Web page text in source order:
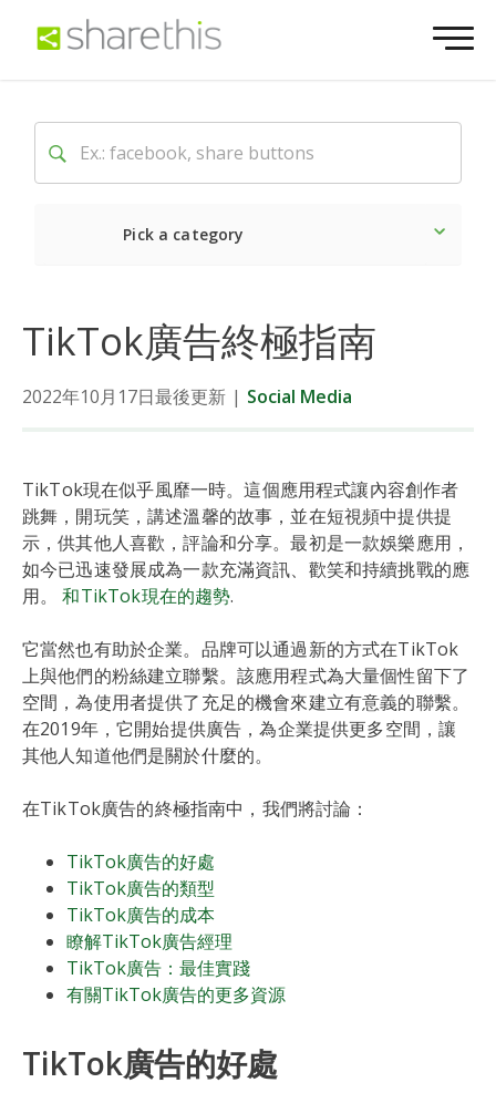
Pick a category
TikTok廣告終極指南
2022年10月17日最後更新 | Social Media
TikTok現在似乎風靡一時。這個應用程式讓內容創作者
跳舞，開玩笑，講述溫馨的故事，並在短視頻中提供提
示，供其他人喜歡，評論和分享。最初是一款娛樂應用，
如今已迅速發展成為一款充滿資訊、歡笑和持續挑戰的應
用。和TikTok現在的趨勢.
它當然也有助於企業。品牌可以通過新的方式在TikTok
上與他們的粉絲建立聯繫。該應用程式為大量個性留下了
空間，為使用者提供了充足的機會來建立有意義的聯繫。
在2019年，它開始提供廣告，為企業提供更多空間，讓
其他人知道他們是關於什麼的。
在TikTok廣告的終極指南中，我們將討論：
TikTok廣告的好處
TikTok廣告的類型
TikTok廣告的成本
瞭解TikTok廣告經理
TikTok廣告：最佳實踐
有關TikTok廣告的更多資源
TikTok廣告的好處